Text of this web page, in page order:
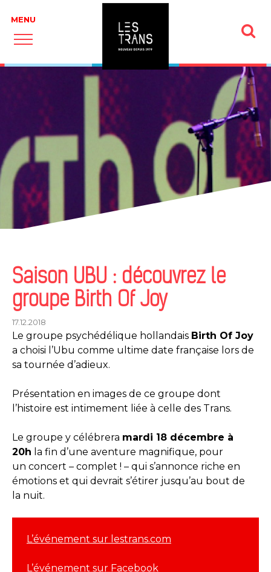
Saison UBU : découvrez le
groupe Birth Of Joy
17.12.2018
Le groupe psychédélique hollandais Birth Of Joy
a choisi l’Ubu comme ultime date française lors de
sa tournée d’adieux.
Présentation en images de ce groupe dont
l’histoire est intimement liée à celle des Trans.
Le groupe y célébrera mardi 18 décembre à
20h la fin d’une aventure magnifique, pour
un concert – complet ! – qui s’annonce riche en
émotions et qui devrait s’étirer jusqu’au bout de
la nuit.
L’événement sur lestrans.com
L’événement sur Facebook